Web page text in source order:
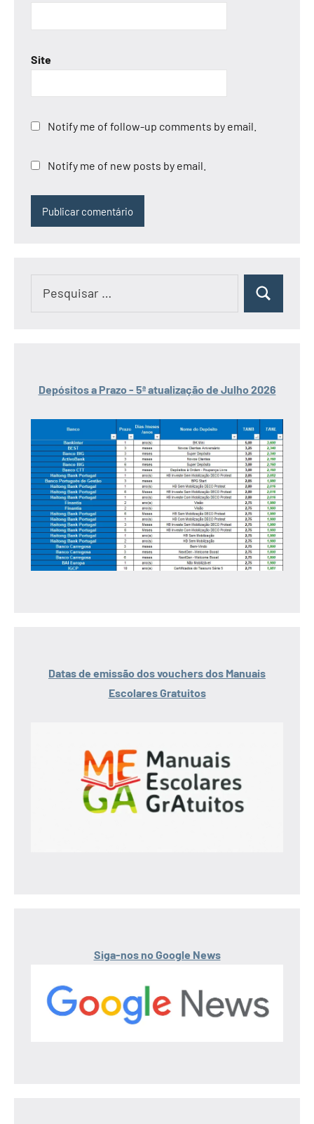
Site
Notify me of follow-up comments by email.
Notify me of new posts by email.
Pesquisar
Depósitos a Prazo - 5ª atualização de Julho 2026
Datas de emissão dos vouchers dos Manuais
Escolares Gratuitos
Siga-nos no Google News